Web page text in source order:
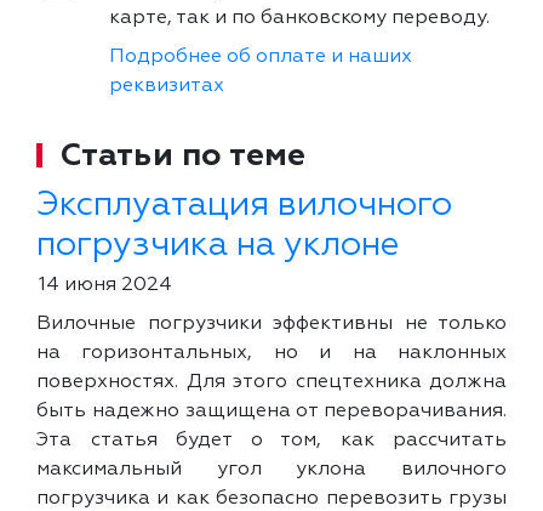
карте, так и по банковскому переводу.
Подробнее об оплате и наших
реквизитах
Статьи по теме
Эксплуатация вилочного
погрузчика на уклоне
14 июня 2024
Вилочные погрузчики эффективны не только
на горизонтальных, но и на наклонных
поверхностях. Для этого спецтехника должна
быть надежно защищена от переворачивания.
Эта статья будет о том, как рассчитать
максимальный угол уклона вилочного
погрузчика и как безопасно перевозить грузы